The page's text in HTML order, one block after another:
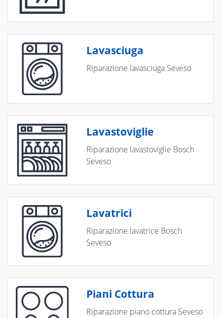
Lavasciuga
Riparazione lavasciuga Seveso
Lavastoviglie
Riparazione lavastoviglie Bosch
Seveso
Lavatrici
Riparazione lavatrice Bosch
Seveso
Piani Cottura
Riparazione piano cottura Seveso